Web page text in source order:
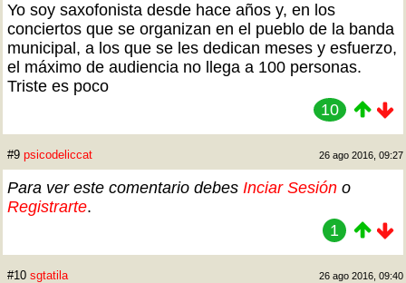
Yo soy saxofonista desde hace años y, en los
conciertos que se organizan en el pueblo de la banda
municipal, a los que se les dedican meses y esfuerzo,
el máximo de audiencia no llega a 100 personas.
Triste es poco
10
#9 psicodeliccat 26 ago 2016, 09:27
Para ver este comentario debes Inciar Sesión o
Registrarte.
1
#10 sgtatila 26 ago 2016, 09:40